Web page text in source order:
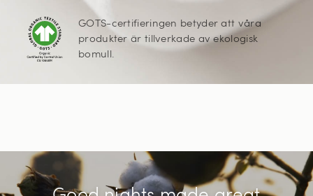
GOTS-certifieringen betyder att våra
produkter är tillverkade av ekologisk
bomull.